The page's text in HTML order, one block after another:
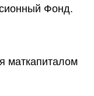
Фонд.
маткапиталом